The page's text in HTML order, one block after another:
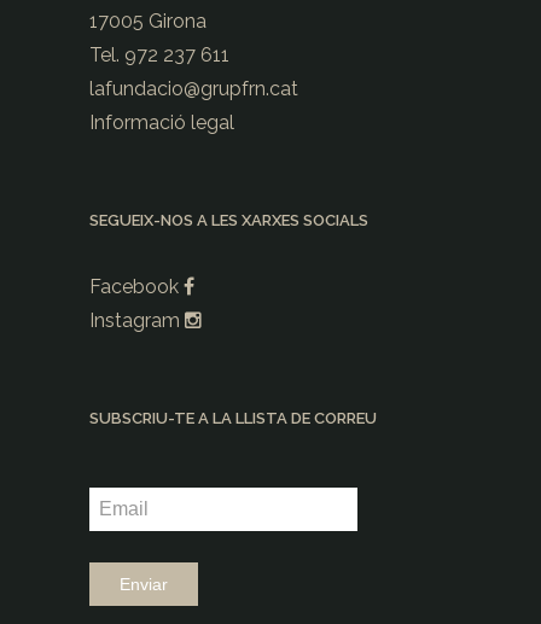
17005 Girona
Tel. 972 237 611
lafundacio@grupfrn.cat
Informació legal
SEGUEIX-NOS A LES XARXES SOCIALS
Facebook
Instagram
SUBSCRIU-TE A LA LLISTA DE CORREU